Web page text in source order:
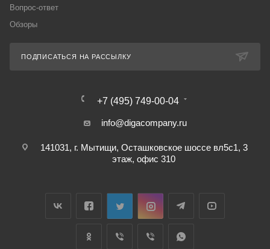
Вопрос-ответ
Обзоры
ПОДПИСАТЬСЯ НА РАССЫЛКУ
+7 (495) 749-00-04
info@digacompany.ru
141031, г. Мытищи, Осташковское шоссе вл5с1, 3
этаж, офис 310